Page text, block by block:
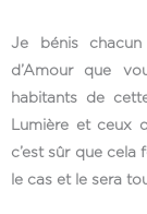
Je bénis
d’Amour que
habitants de
Lumière et ceux
c’est sûr que cela
le cas et le sera